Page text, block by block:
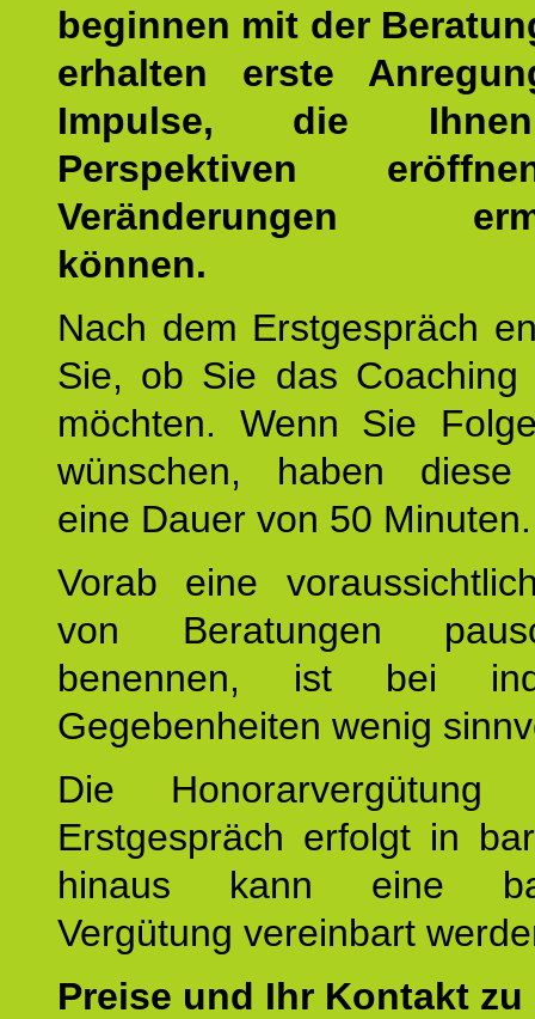
beginnen mit der
erhalten erste
Impulse, die
Perspektiven
Veränderungen
können.
Nach dem Erstgespräch
Sie, ob Sie das Coaching
möchten. Wenn Sie
wünschen, haben diese
eine Dauer von 50 Minuten.
Vorab eine
von Beratungen
benennen, ist bei
Gegebenheiten wenig
Die
Erstgespräch erfolgt in
hinaus kann eine
Vergütung vereinbart
Preise und Ihr Kontakt